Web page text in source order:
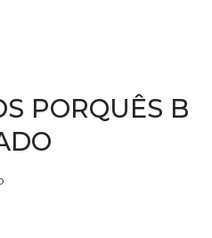
PORQUÊS B